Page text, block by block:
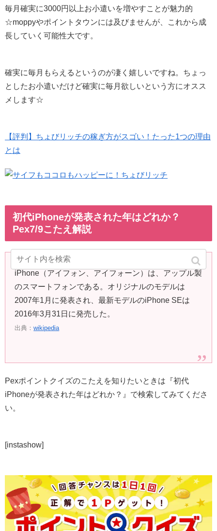
毎月確実に3000円以上お小遣いを増やすことが魅力的
☆moppyやポイントタウンには及びませんが、これから成
長していく可能性大です。
確実に毎月もらえるというのが凄く嬉しいですね。ちょっ
としたお小遣いだけど確実に毎月欲しいという方にオスス
メします☆
【評判】ちょびリッチの稼ぎ方がスゴい！たった1つの理由
とは
初代iPhoneが発表された年はどれか？
Pex7/9こたえ解説
iPhone（アイフォン、アイフォーン）は、アップル製
のスマートフォンである。オリジナルのモデルは
2007年1月に発表され、最新モデルのiPhone SEは
2016年3月31日に発売した。
出典：wikipedia
Pexポイントクイズのこたえを知りたいときは『初代
iPhoneが発表された年はどれか？』で検索してみてくださ
い。
[instashow]